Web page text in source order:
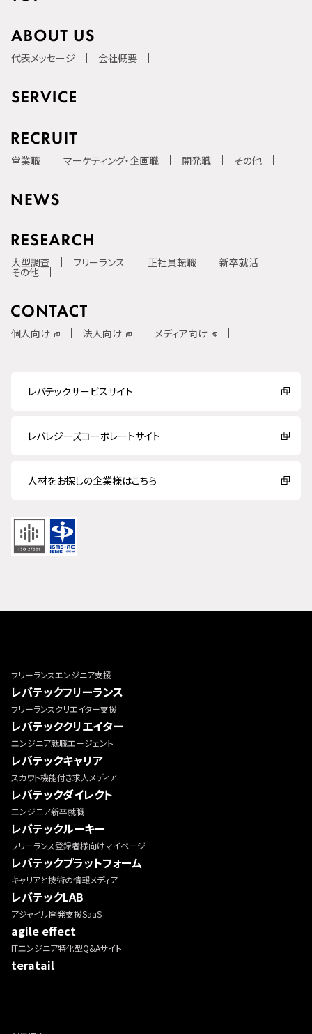
代表メッセージ 会社概要
営業職 マーケティング・企画職 開発職 その他
大型調査 フリーランス 正社員転職 新卒就活
その他
個人向け 法人向け メディア向け
レバテックサービスサイト
レバレジーズコーポレートサイト
人材をお探しの企業様はこちら
フリーランスエンジニア支援
レバテックフリーランス
フリーランスクリエイター支援
レバテッククリエイター
エンジニア就職エージェント
レバテックキャリア
スカウト機能付き求人メディア
レバテックダイレクト
エンジニア新卒就職
レバテックルーキー
フリーランス登録者様向けマイページ
レバテックプラットフォーム
キャリアと技術の情報メディア
レバテックLAB
アジャイル開発支援SaaS
agile effect
ITエンジニア特化型Q&Aサイト
teratail